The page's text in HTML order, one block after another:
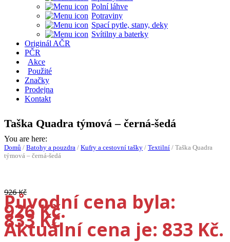
Polní láhve
Potraviny
Spací pytle, stany, deky
Svítilny a baterky
Originál AČR
PČR
Akce
Použité
Značky
Prodejna
Kontakt
Taška Quadra týmová – černá-šedá
You are here:
Domů / Batohy a pouzdra / Kufry a cestovní tašky / Textilní / Taška Quadra
týmová – černá-šedá
926Kč
Původní cena byla:
926 Kč.
833Kč
Aktuální cena je: 833 Kč.